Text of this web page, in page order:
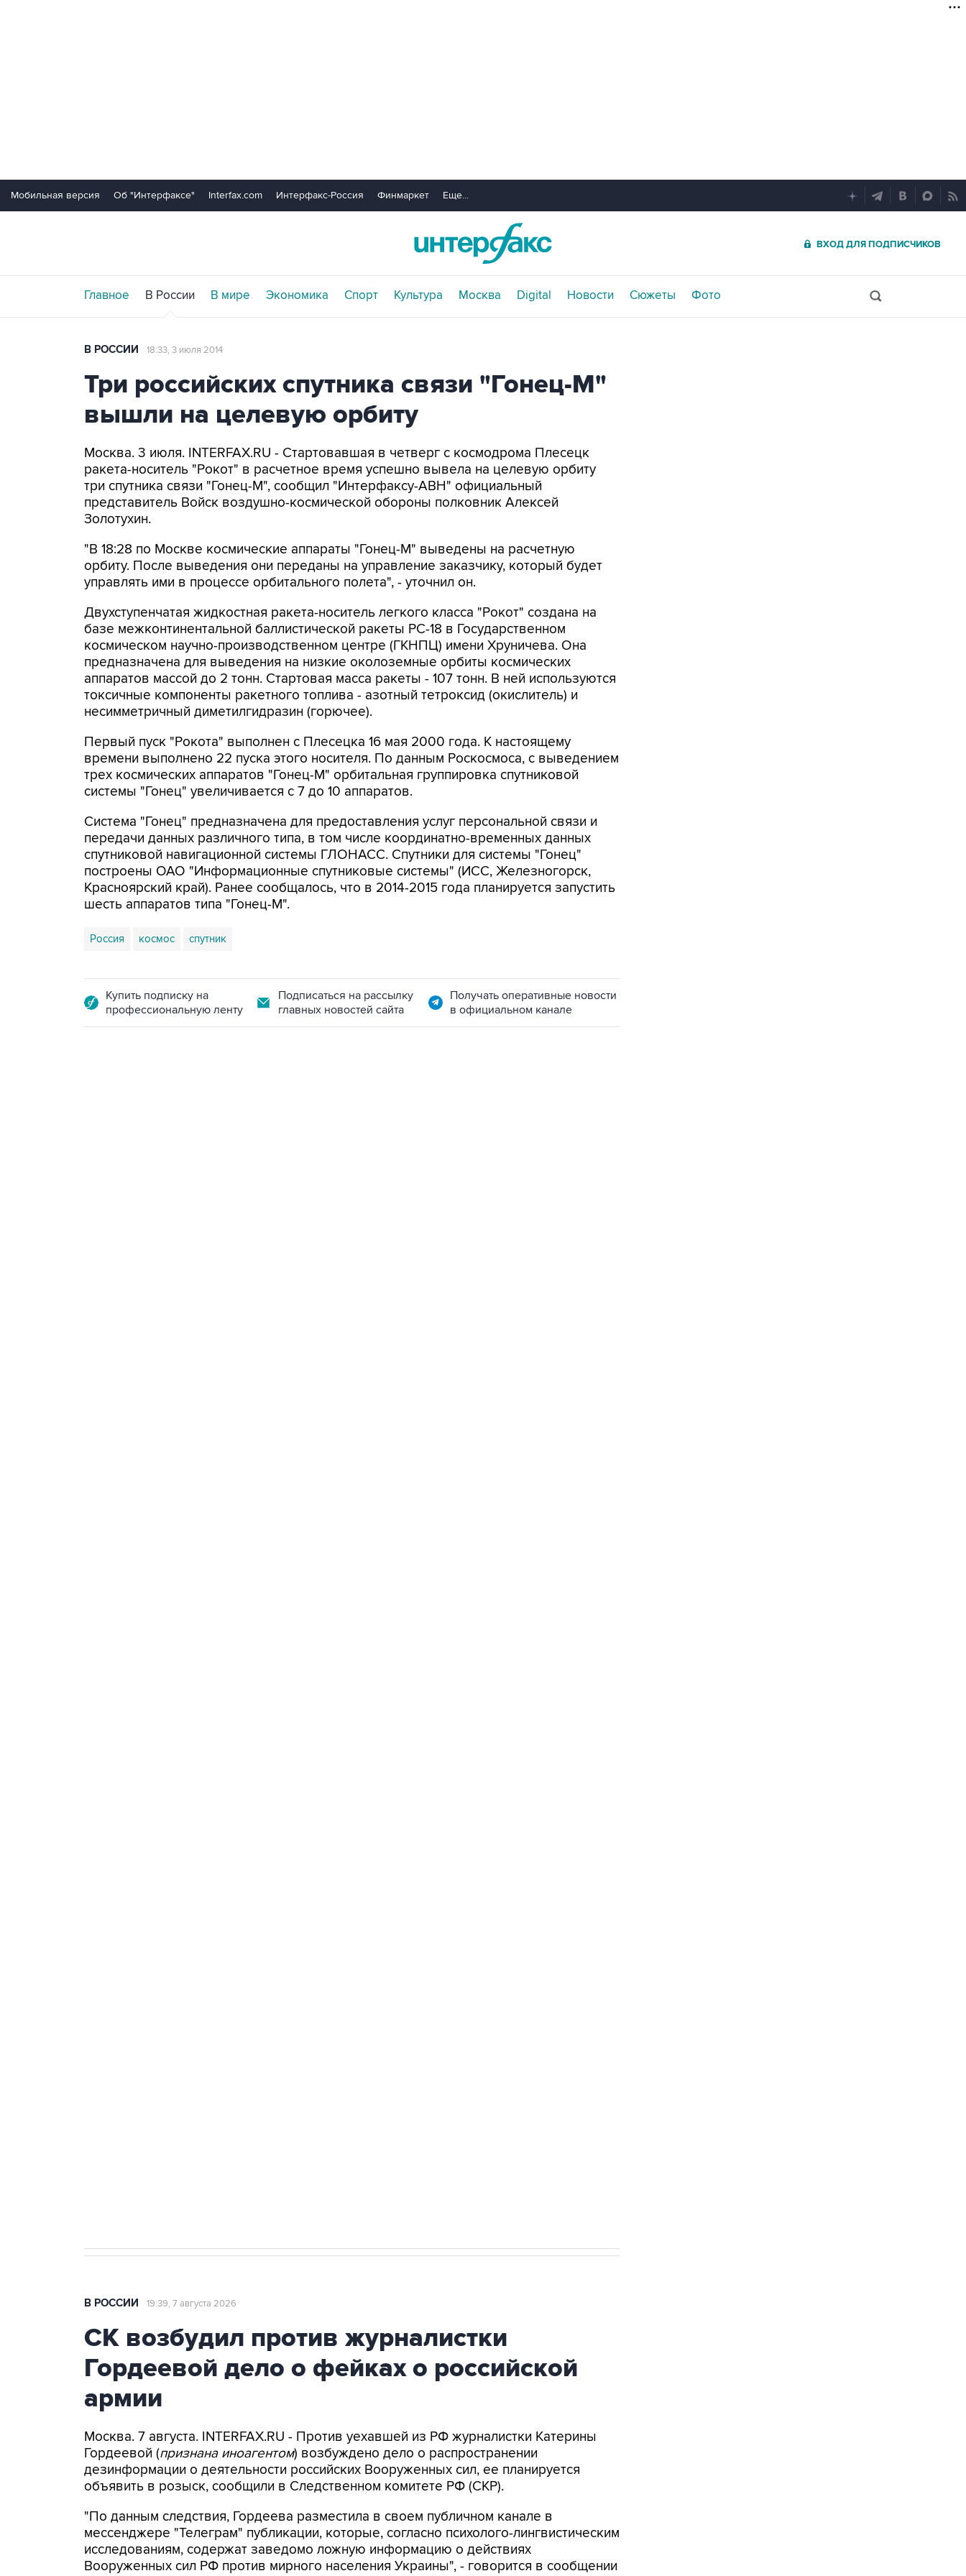
Мобильная версия Об "Интерфаксе" Interfax.com Интерфакс-Россия Финмаркет Еще...
ВХОД ДЛЯ ПОДПИСЧИКОВ
Главное В России В мире Экономика Спорт Культура Москва Digital Новости Сюжеты Фото
В РОССИИ 18:33, 3 июля 2014
Три российских спутника связи "Гонец-М"
вышли на целевую орбиту
Москва. 3 июля. INTERFAX.RU - Стартовавшая в четверг с космодрома Плесецк
ракета-носитель "Рокот" в расчетное время успешно вывела на целевую орбиту
три спутника связи "Гонец-М", сообщил "Интерфаксу-АВН" официальный
представитель Войск воздушно-космической обороны полковник Алексей
Золотухин.
"В 18:28 по Москве космические аппараты "Гонец-М" выведены на расчетную
орбиту. После выведения они переданы на управление заказчику, который будет
управлять ими в процессе орбитального полета", - уточнил он.
Двухступенчатая жидкостная ракета-носитель легкого класса "Рокот" создана на
базе межконтинентальной баллистической ракеты РС-18 в Государственном
космическом научно-производственном центре (ГКНПЦ) имени Хруничева. Она
предназначена для выведения на низкие околоземные орбиты космических
аппаратов массой до 2 тонн. Стартовая масса ракеты - 107 тонн. В ней используются
токсичные компоненты ракетного топлива - азотный тетроксид (окислитель) и
несимметричный диметилгидразин (горючее).
Первый пуск "Рокота" выполнен с Плесецка 16 мая 2000 года. К настоящему
времени выполнено 22 пуска этого носителя. По данным Роскосмоса, с выведением
трех космических аппаратов "Гонец-М" орбитальная группировка спутниковой
системы "Гонец" увеличивается с 7 до 10 аппаратов.
Система "Гонец" предназначена для предоставления услуг персональной связи и
передачи данных различного типа, в том числе координатно-временных данных
спутниковой навигационной системы ГЛОНАСС. Спутники для системы "Гонец"
построены ОАО "Информационные спутниковые системы" (ИСС, Железногорск,
Красноярский край). Ранее сообщалось, что в 2014-2015 года планируется запустить
шесть аппаратов типа "Гонец-М".
Россия космос спутник
Купить подписку на
профессиональную ленту
Подписаться на рассылку
главных новостей сайта
Получать оперативные новости
в официальном канале
В РОССИИ 19:39, 7 августа 2026
СК возбудил против журналистки
Гордеевой дело о фейках о российской
армии
Москва. 7 августа. INTERFAX.RU - Против уехавшей из РФ журналистки Катерины
Гордеевой (признана иноагентом) возбуждено дело о распространении
дезинформации о деятельности российских Вооруженных сил, ее планируется
объявить в розыск, сообщили в Следственном комитете РФ (СКР).
"По данным следствия, Гордеева разместила в своем публичном канале в
мессенджере "Телеграм" публикации, которые, согласно психолого-лингвистическим
исследованиям, содержат заведомо ложную информацию о действиях
Вооруженных сил РФ против мирного населения Украины", - говорится в сообщении